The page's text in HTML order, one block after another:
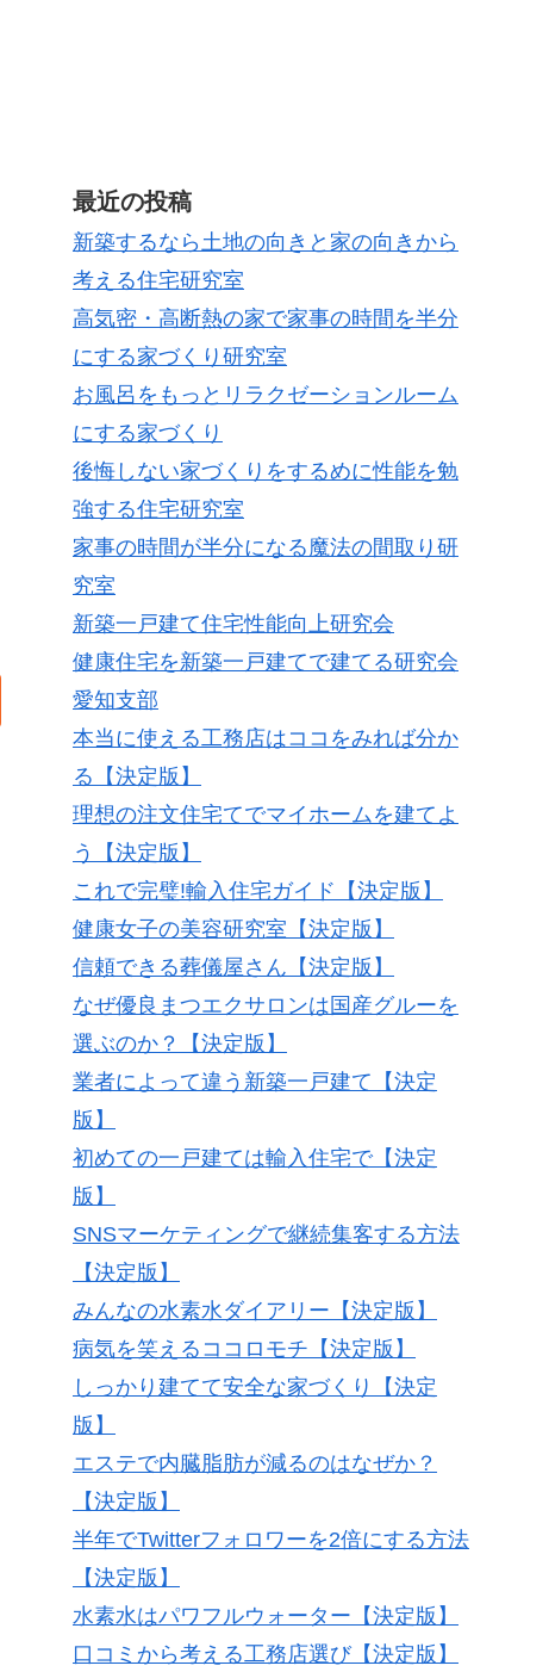
最近の投稿
新築するなら土地の向きと家の向きから
考える住宅研究室
高気密・高断熱の家で家事の時間を半分
にする家づくり研究室
お風呂をもっとリラクゼーションルーム
にする家づくり
後悔しない家づくりをするめに性能を勉
強する住宅研究室
家事の時間が半分になる魔法の間取り研
究室
新築一戸建て住宅性能向上研究会
健康住宅を新築一戸建てで建てる研究会
愛知支部
本当に使える工務店はココをみれば分か
る【決定版】
理想の注文住宅てでマイホームを建てよ
う【決定版】
これで完璧!輸入住宅ガイド【決定版】
健康女子の美容研究室【決定版】
信頼できる葬儀屋さん【決定版】
なぜ優良まつエクサロンは国産グルーを
選ぶのか？【決定版】
業者によって違う新築一戸建て【決定
版】
初めての一戸建ては輸入住宅で【決定
版】
SNSマーケティングで継続集客する方法
【決定版】
みんなの水素水ダイアリー【決定版】
病気を笑えるココロモチ【決定版】
しっかり建てて安全な家づくり【決定
版】
エステで内臓脂肪が減るのはなぜか？
【決定版】
半年でTwitterフォロワーを2倍にする方法
【決定版】
水素水はパワフルウォーター【決定版】
口コミから考える工務店選び【決定版】